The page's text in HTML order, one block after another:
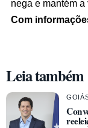
nega e mantém
Com
Leia também